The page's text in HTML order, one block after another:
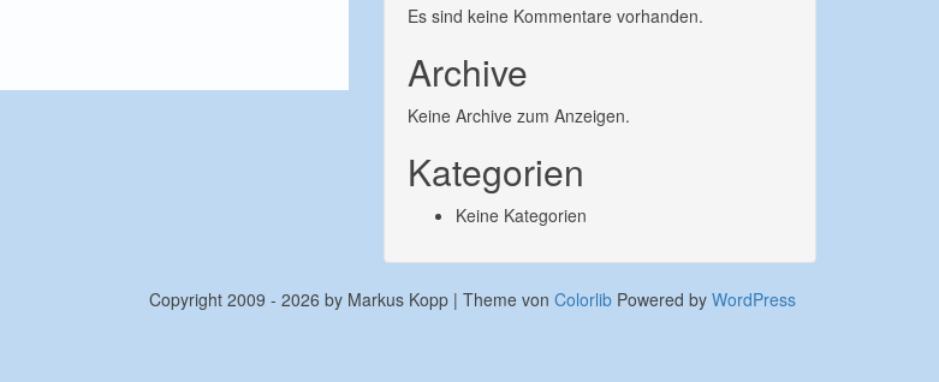
Es sind keine Kommentare vorhanden.
Archive
Keine Archive zum Anzeigen.
Kategorien
Keine Kategorien
Copyright 2009 - 2026 by Markus Kopp | Theme von Colorlib Powered by WordPress